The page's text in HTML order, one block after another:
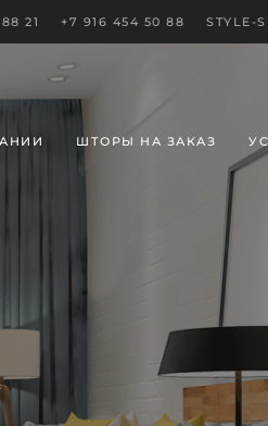
21 +7 916 454 50 88 STYLE-
ШТОРЫ НА ЗАКАЗ